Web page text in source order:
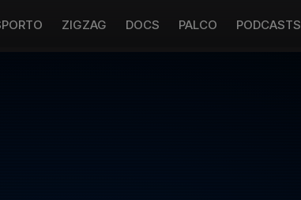
ZIGZAG DOCS PALCO PODCASTS